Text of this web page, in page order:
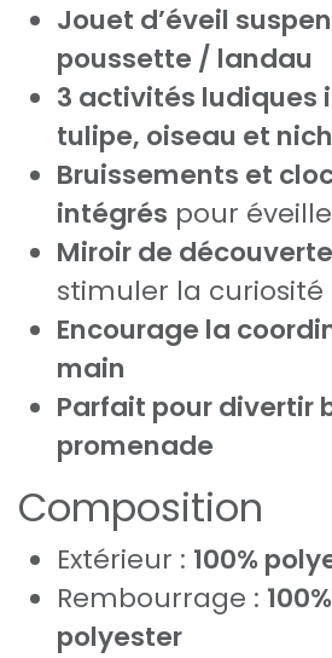
Jouet d’éveil
poussette / landau
3 activités ludiques
tulipe, oiseau et
Bruissements et
intégrés pour
Miroir de découverte
stimuler la curiosité
Encourage la
main
Parfait pour divertir
promenade
Composition
Extérieur : 100%
Rembourrage :
polyester